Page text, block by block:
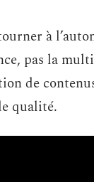
à
pas la
de
qualité.